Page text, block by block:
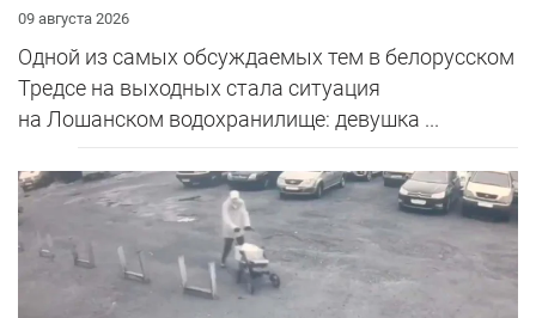
09 августа 2026
Одной из самых обсуждаемых тем в белорусском
Тредсе на выходных стала ситуация
на Лошанском водохранилище: девушка ...